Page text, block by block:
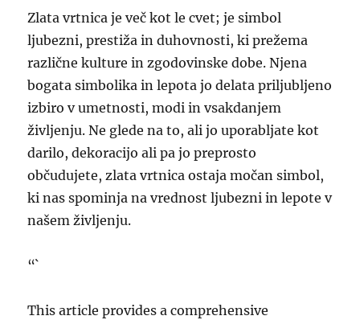
Zlata vrtnica je več kot le cvet; je simbol
ljubezni, prestiža in duhovnosti, ki prežema
različne kulture in zgodovinske dobe. Njena
bogata simbolika in lepota jo delata priljubljeno
izbiro v umetnosti, modi in vsakdanjem
življenju. Ne glede na to, ali jo uporabljate kot
darilo, dekoracijo ali pa jo preprosto
občudujete, zlata vrtnica ostaja močan simbol,
ki nas spominja na vrednost ljubezni in lepote v
našem življenju.
“`
This article provides a comprehensive